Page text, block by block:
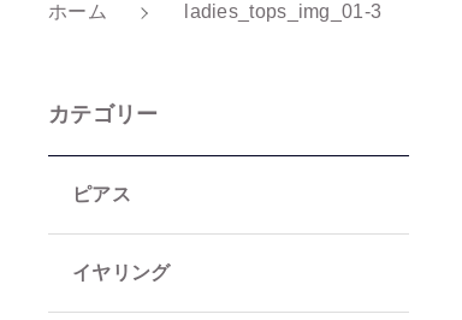
ホーム ladies_tops_img_01-3
カテゴリー
ピアス
イヤリング